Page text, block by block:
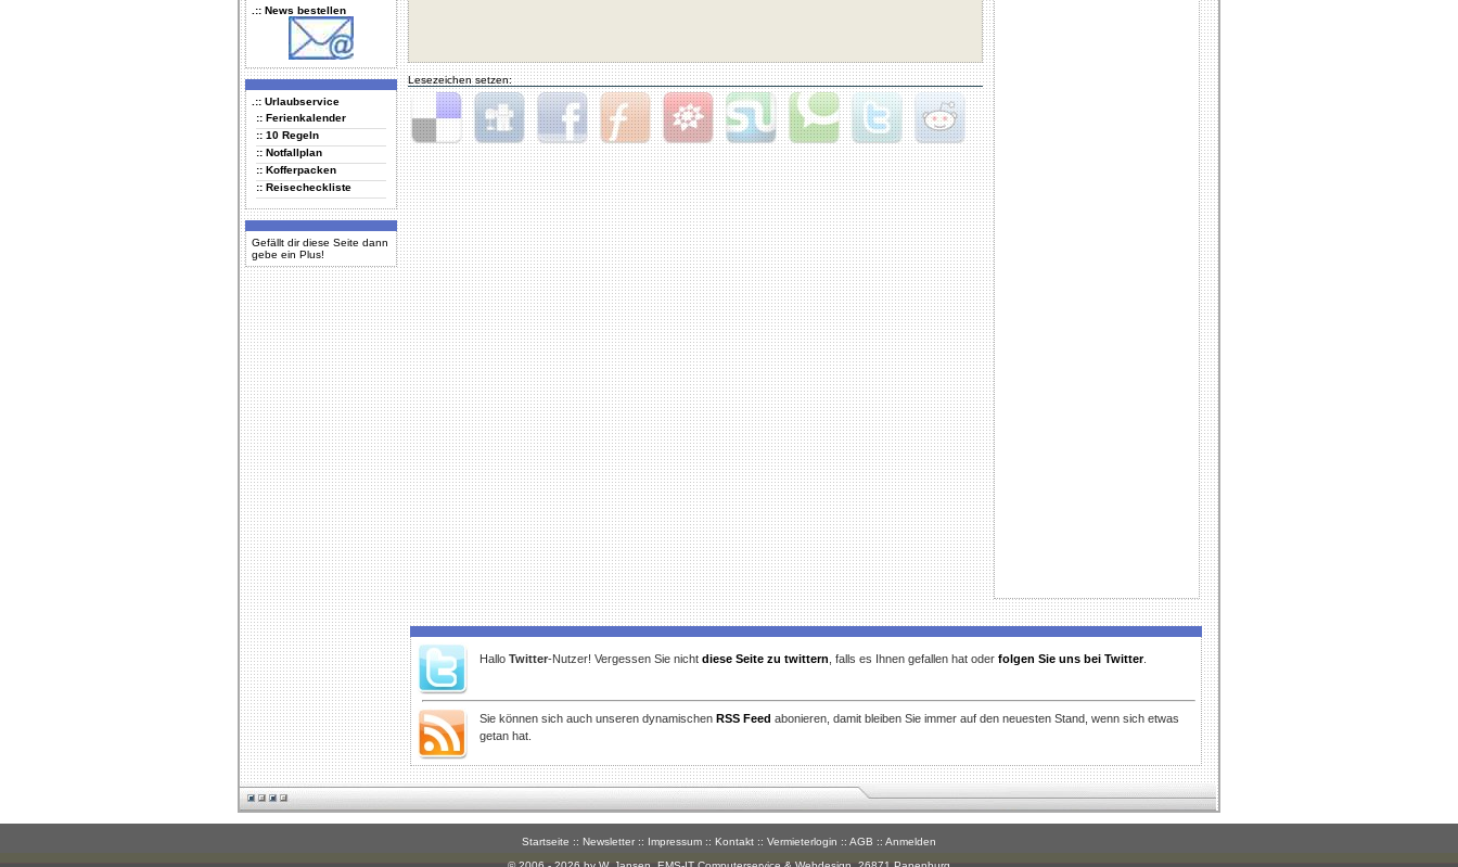
.:: News bestellen
.:: Urlaubservice
:: Ferienkalender
:: 10 Regeln
:: Notfallplan
:: Kofferpacken
:: Reisecheckliste
Gefällt dir diese Seite dann
gebe ein Plus!
Lesezeichen setzen:
Delicious Digg Facebook Furl StudiVZ StumbleUponTechnorati Twitter Reddit
Hallo Twitter-Nutzer! Vergessen Sie nicht diese Seite zu twittern , falls es Ihnen gefallen hat oder folgen Sie uns bei Twitter.
Sie können sich auch unseren dynamischen RSS Feed abonieren, damit bleiben Sie immer auf den neuesten Stand, wenn sich etwas
getan hat.
Startseite :: Newsletter :: Impressum :: Kontakt :: Vermieterlogin :: AGB :: Anmelden